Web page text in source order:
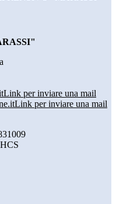
Link per inviare una mail
Link per inviare una mail